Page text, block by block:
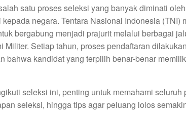
satu proses seleksi yang banyak diminati
negara. Tentara Nasional Indonesia (TNI)
bergabung menjadi prajurit melalui berbagai
Militer. Setiap tahun, proses pendaftaran
bahwa kandidat yang terpilih benar-benar
seleksi ini, penting untuk memahami seluruh
seleksi, hingga tips agar peluang lolos